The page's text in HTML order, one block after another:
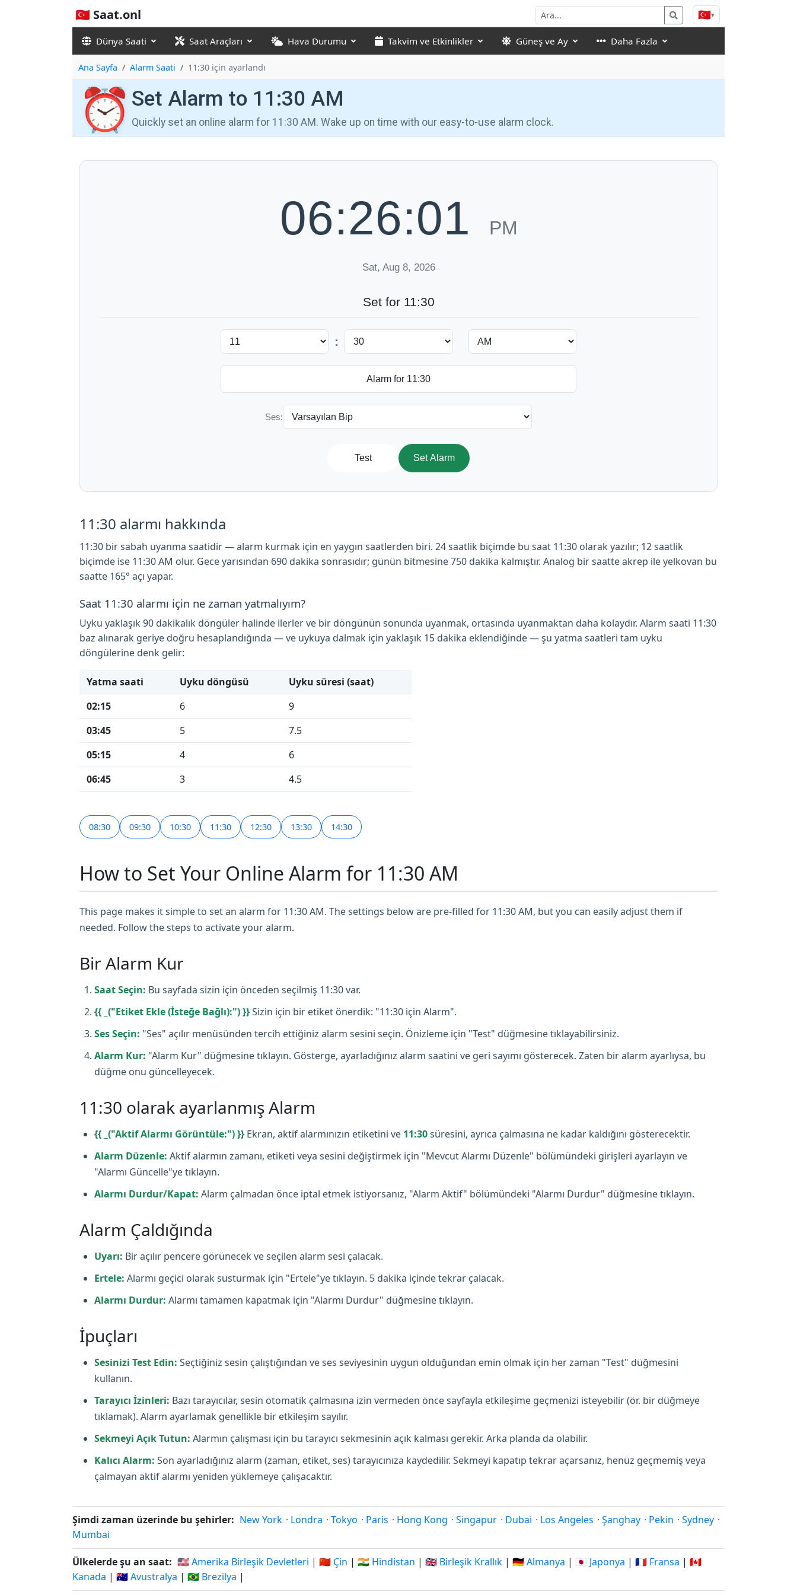
🇹🇷 Saat.onl 🇹🇷▾
Dünya Saati Saat Araçları Hava Durumu Takvim ve Etkinlikler Güneş ve Ay Daha Fazla
Ana Sayfa Alarm Saati 11:30 için ayarlandı
⏰ Set Alarm to 11:30 AM
Quickly set an online alarm for 11:30 AM. Wake up on time with our easy-to-use alarm clock.
06:26:02 PM
Sat, Aug 8, 2026
Set for 11:30
:
Ses:
Test Set Alarm
11:30 alarmı hakkında
11:30 bir sabah uyanma saatidir — alarm kurmak için en yaygın saatlerden biri. 24 saatlik biçimde bu saat 11:30 olarak yazılır; 12 saatlik
biçimde ise 11:30 AM olur. Gece yarısından 690 dakika sonrasıdır; günün bitmesine 750 dakika kalmıştır. Analog bir saatte akrep ile yelkovan bu
saatte 165° açı yapar.
Saat 11:30 alarmı için ne zaman yatmalıyım?
Uyku yaklaşık 90 dakikalık döngüler halinde ilerler ve bir döngünün sonunda uyanmak, ortasında uyanmaktan daha kolaydır. Alarm saati 11:30
baz alınarak geriye doğru hesaplandığında — ve uykuya dalmak için yaklaşık 15 dakika eklendiğinde — şu yatma saatleri tam uyku
döngülerine denk gelir:
Yatma saati Uyku döngüsü
Uyku süresi (saat)
02:15
6
9
03:45
5
7.5
05:15
4
6
06:45
3 4.5
08:30 09:30 10:30 11:30 12:30 13:30 14:30
How to Set Your Online Alarm for 11:30 AM
This page makes it simple to set an alarm for 11:30 AM. The settings below are pre-filled for 11:30 AM, but you can easily adjust them if
needed. Follow the steps to activate your alarm.
Bir Alarm Kur
Saat Seçin: Bu sayfada sizin için önceden seçilmiş 11:30 var.
{{ _("Etiket Ekle (İsteğe Bağlı):") }}Sizin için bir etiket önerdik: "11:30 için Alarm".
Ses Seçin: "Ses" açılır menüsünden tercih ettiğiniz alarm sesini seçin. Önizleme için "Test" düğmesine tıklayabilirsiniz.
Alarm Kur: "Alarm Kur" düğmesine tıklayın. Gösterge, ayarladığınız alarm saatini ve geri sayımı gösterecek. Zaten bir alarm ayarlıysa, bu
düğme onu güncelleyecek.
11:30 olarak ayarlanmış Alarm
{{ _("Aktif Alarmı Görüntüle:") }} Ekran, aktif alarmınızın etiketini ve 11:30süresini, ayrıca çalmasına ne kadar kaldığını gösterecektir.
Alarm Düzenle: Aktif alarmın zamanı, etiketi veya sesini değiştirmek için "Mevcut Alarmı Düzenle" bölümündeki girişleri ayarlayın ve
"Alarmı Güncelle"ye tıklayın.
Alarmı Durdur/Kapat: Alarm çalmadan önce iptal etmek istiyorsanız, "Alarm Aktif" bölümündeki "Alarmı Durdur" düğmesine tıklayın.
Alarm Çaldığında
Uyarı: Bir açılır pencere görünecek ve seçilen alarm sesi çalacak.
Ertele: Alarmı geçici olarak susturmak için "Ertele"ye tıklayın. 5 dakika içinde tekrar çalacak.
Alarmı Durdur: Alarmı tamamen kapatmak için "Alarmı Durdur" düğmesine tıklayın.
İpuçları
Sesinizi Test Edin: Seçtiğiniz sesin çalıştığından ve ses seviyesinin uygun olduğundan emin olmak için her zaman "Test" düğmesini
kullanın.
Tarayıcı İzinleri: Bazı tarayıcılar, sesin otomatik çalmasına izin vermeden önce sayfayla etkileşime geçmenizi isteyebilir (ör. bir düğmeye
tıklamak). Alarm ayarlamak genellikle bir etkileşim sayılır.
Sekmeyi Açık Tutun: Alarmın çalışması için bu tarayıcı sekmesinin açık kalması gerekir. Arka planda da olabilir.
Kalıcı Alarm: Son ayarladığınız alarm (zaman, etiket, ses) tarayıcınıza kaydedilir. Sekmeyi kapatıp tekrar açarsanız, henüz geçmemiş veya
çalmayan aktif alarmı yeniden yüklemeye çalışacaktır.
Şimdi zaman üzerinde bu şehirler: New York · Londra · Tokyo · Paris · Hong Kong · Singapur · Dubai · Los Angeles · Şanghay · Pekin · Sydney ·
Mumbai
Ülkelerde şu an saat: 🇺🇸 Amerika Birleşik Devletleri | 🇨🇳 Çin | 🇮🇳 Hindistan | 🇬🇧 Birleşik Krallık | 🇩🇪 Almanya | 🇯🇵 Japonya | 🇫🇷 Fransa | 🇨🇦
Kanada | 🇦🇺 Avustralya | 🇧🇷 Brezilya |